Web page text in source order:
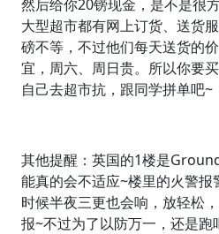
然后给你20镑现金，是不是很
大型超市都有网上订货、送货
磅不等，不过他们每天送货的
宜，周六、周日贵。所以你要
自己去超市抗，跟同学拼单吧~
其他提醒：英国的1楼是
能真的会不适应~楼里的火警
时候半夜三更也会响，放轻松
报~不过为了以防万一，还是跑